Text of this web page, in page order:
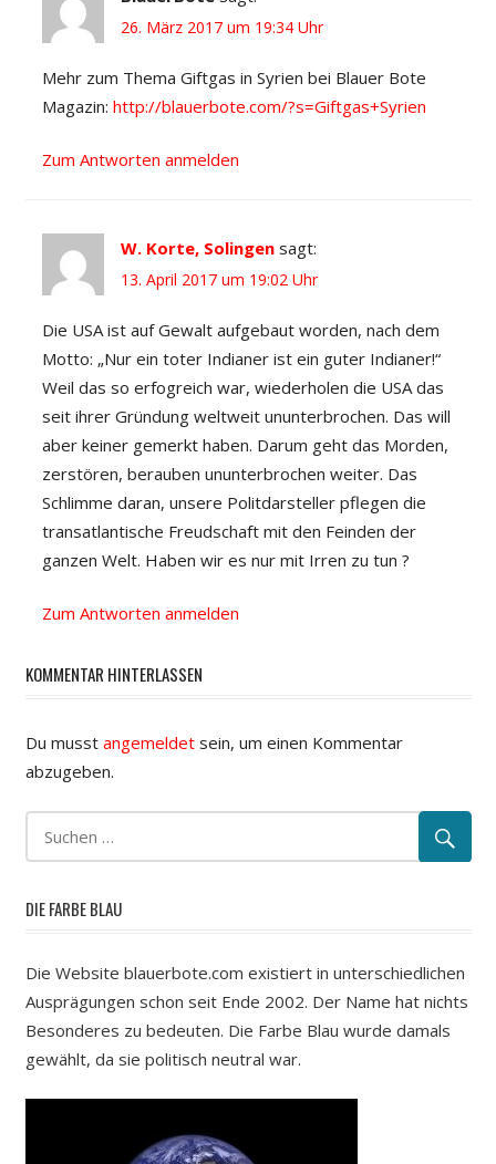
26. März 2017 um 19:34 Uhr
Mehr zum Thema Giftgas in Syrien bei Blauer Bote
Magazin: http://blauerbote.com/?s=Giftgas+Syrien
Zum Antworten anmelden
W. Korte, Solingen sagt:
13. April 2017 um 19:02 Uhr
Die USA ist auf Gewalt aufgebaut worden, nach dem
Motto: „Nur ein toter Indianer ist ein guter Indianer!“
Weil das so erfogreich war, wiederholen die USA das
seit ihrer Gründung weltweit ununterbrochen. Das will
aber keiner gemerkt haben. Darum geht das Morden,
zerstören, berauben ununterbrochen weiter. Das
Schlimme daran, unsere Politdarsteller pflegen die
transatlantische Freudschaft mit den Feinden der
ganzen Welt. Haben wir es nur mit Irren zu tun ?
Zum Antworten anmelden
KOMMENTAR HINTERLASSEN
Du musst angemeldetsein, um einen Kommentar
abzugeben.
DIE FARBE BLAU
Die Website blauerbote.com existiert in unterschiedlichen
Ausprägungen schon seit Ende 2002. Der Name hat nichts
Besonderes zu bedeuten. Die Farbe Blau wurde damals
gewählt, da sie politisch neutral war.